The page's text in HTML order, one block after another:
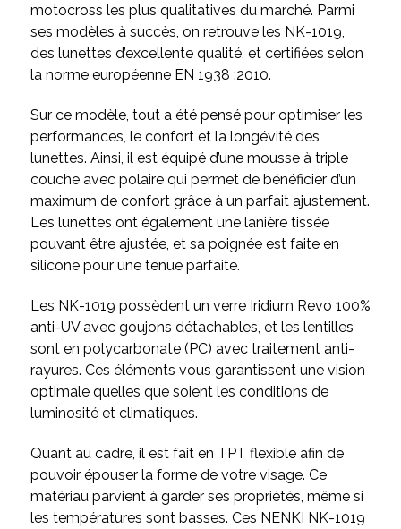
motocross les plus qualitatives du marché. Parmi
ses modèles à succès, on retrouve les NK-1019,
des lunettes d’excellente qualité, et certifiées selon
la norme européenne EN 1938 :2010.
Sur ce modèle, tout a été pensé pour optimiser les
performances, le confort et la longévité des
lunettes. Ainsi, il est équipé d’une mousse à triple
couche avec polaire qui permet de bénéficier d’un
maximum de confort grâce à un parfait ajustement.
Les lunettes ont également une lanière tissée
pouvant être ajustée, et sa poignée est faite en
silicone pour une tenue parfaite.
Les NK-1019 possèdent un verre Iridium Revo 100%
anti-UV avec goujons détachables, et les lentilles
sont en polycarbonate (PC) avec traitement anti-
rayures. Ces éléments vous garantissent une vision
optimale quelles que soient les conditions de
luminosité et climatiques.
Quant au cadre, il est fait en TPT flexible afin de
pouvoir épouser la forme de votre visage. Ce
matériau parvient à garder ses propriétés, même si
les températures sont basses. Ces NENKI NK-1019